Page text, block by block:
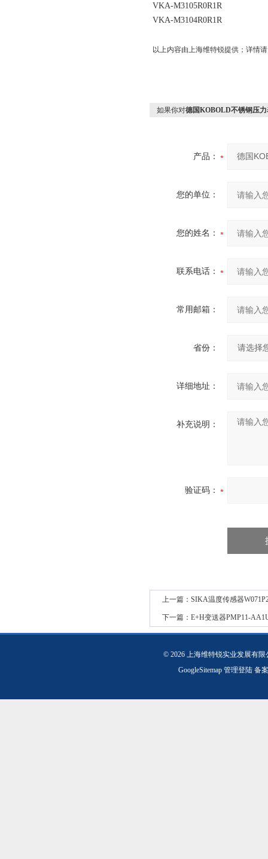
VKA-M3105R0R1R
VKA-M3104R0R1R
以上内容由上海维特锐提供；详情
如果你对德国KOBOLD不锈钢压
产品：
您的单位：
您的姓名：
联系电话：
常用邮箱：
省份：
详细地址：
补充说明：
验证码：
上一篇： SIKA温度传感器
下一篇： E+H变送器PMP11-
© 2026 上海维特锐实业发展有
GoogleSitemap 管理登陆 备